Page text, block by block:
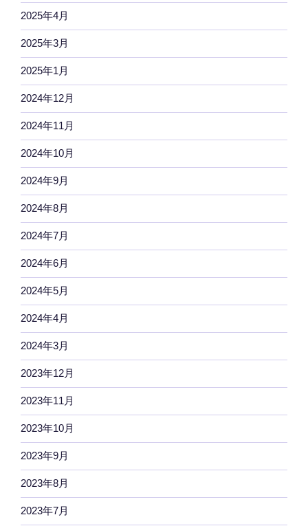
2025年4月
2025年3月
2025年1月
2024年12月
2024年11月
2024年10月
2024年9月
2024年8月
2024年7月
2024年6月
2024年5月
2024年4月
2024年3月
2023年12月
2023年11月
2023年10月
2023年9月
2023年8月
2023年7月